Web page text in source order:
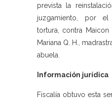
prevista la
juzgamiento, por
tortura, contra
Mariana Q. H.,
abuela.
Información jurídica
Fiscalía obtuvo esta